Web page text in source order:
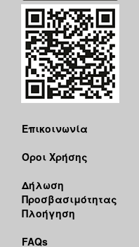
Επικοινωνία
Όροι Χρήσης
Δήλωση
Προσβασιμότητας
Πλοήγηση
FAQs